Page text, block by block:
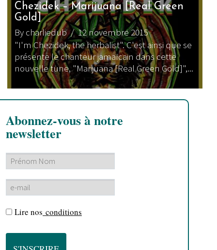
Chezidek – Marijuana [Real Green
Gold]
By charliedub/ 12 novembre 2015
"I'm Chezidek, the herbalist". C'est ainsi que se
présente le chanteur jamaïcain dans cette
nouvelle tune, "Marijuana [Real Green Gold]",...
Abonnez-vous à notre
newsletter
Lire nos conditions